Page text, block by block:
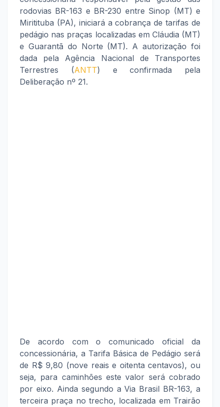
rodovias BR-163 e BR-230 entre Sinop (MT) e
Miritituba (PA), iniciará a cobrança de tarifas de
pedágio nas praças localizadas em Cláudia (MT)
e Guarantã do Norte (MT). A autorização foi
dada pela Agência Nacional de Transportes
Terrestres (ANTT) e confirmada pela
Deliberação nº 21.
De acordo com o comunicado oficial da
concessionária, a Tarifa Básica de Pedágio será
de R$ 9,80 (nove reais e oitenta centavos), ou
seja, para caminhões este valor será cobrado
por eixo. Ainda segundo a Via Brasil BR-163, a
terceira praça no trecho, localizada em Trairão